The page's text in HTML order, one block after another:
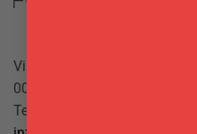
Via Giuseppe Mazzini, 10
00042 Anzio (RM)
Tel.